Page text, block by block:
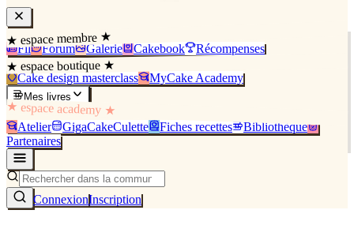
★ espace membre ★
Fil Forum Galerie Cakebook Récompenses
★ espace boutique ★
Cake design masterclass MyCake Academy
Mes livres
★ espace academy ★
Atelier GigaCakeCulette Fiches recettes
Bibliothèque
Partenaires
ConnexionInscription